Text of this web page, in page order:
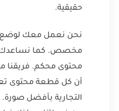
حقيقية.
نحن نعمل معك لوضع
مخصص. كما نساعدك
محتوى محكم. فريقنا
أن كل قطعة محتوى
التجارية بأفضل صورة.